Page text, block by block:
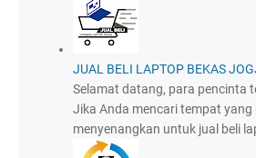
JUAL BELI LAPTOP BEKAS
Selamat datang, para pencinta
Jika Anda mencari tempat yang
menyenangkan untuk jual beli